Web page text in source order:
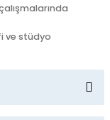
ve stüdyo